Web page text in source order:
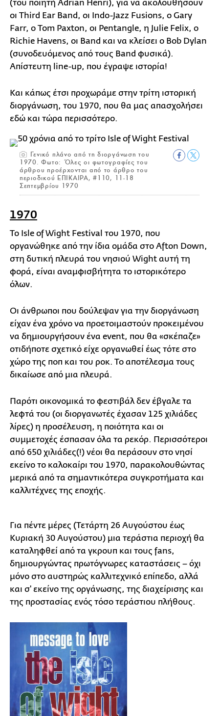
(του ποιητή Adrian Henri), για να ακολουθήσουν
οι Third Ear Band, οι Indo-Jazz Fusions, ο Gary
Farr, ο Tom Paxton, οι Pentangle, η Julie Felix, ο
Richie Havens, οι Band και να κλείσει ο Bob Dylan
(συνοδευόμενος από τους Band φυσικά).
Απίστευτη line-up, που έγραψε ιστορία!
Και κάπως έτσι προχωράμε στην τρίτη ιστορική
διοργάνωση, του 1970, που θα μας απασχολήσει
εδώ και τώρα περισσότερο.
Γενικό πλάνο από τη διοργάνωση του
1970. Φωτο: Όλες οι φωτογραφίες του
άρθρου προέρχονται από το άρθρο του
περιοδικού ΕΠΙΚΑΙΡΑ, #110, 11-18
Σεπτεμβρίου 1970
1970
Το Isle of Wight Festival του 1970, που
οργανώθηκε από την ίδια ομάδα στο Afton Down,
στη δυτική πλευρά του νησιού Wight αυτή τη
φορά, είναι αναμφισβήτητα το ιστορικότερο
όλων.
Οι άνθρωποι που δούλεψαν για την διοργάνωση
είχαν ένα χρόνο να προετοιμαστούν προκειμένου
να δημιουργήσουν ένα event, που θα «σκέπαζε»
οτιδήποτε σχετικό είχε οργανωθεί έως τότε στο
χώρο της ποπ και του ροκ. Το αποτέλεσμα τους
δικαίωσε από μια πλευρά.
Παρότι οικονομικά το φεστιβάλ δεν έβγαλε τα
λεφτά του (οι διοργανωτές έχασαν 125 χιλιάδες
λίρες) η προσέλευση, η ποιότητα και οι
συμμετοχές έσπασαν όλα τα ρεκόρ. Περισσότεροι
από 650 χιλιάδες(!) νέοι θα περάσουν στο νησί
εκείνο το καλοκαίρι του 1970, παρακολουθώντας
μερικά από τα σημαντικότερα συγκροτήματα και
καλλιτέχνες της εποχής.
Για πέντε μέρες (Τετάρτη 26 Αυγούστου έως
Κυριακή 30 Αυγούστου) μια τεράστια περιοχή θα
καταληφθεί από τα γκρουπ και τους fans,
δημιουργώντας πρωτόγνωρες καταστάσεις – όχι
μόνο στο αυστηρώς καλλιτεχνικό επίπεδο, αλλά
και σ' εκείνο της οργάνωσης, της διαχείρισης και
της προστασίας ενός τόσο τεράστιου πλήθους.